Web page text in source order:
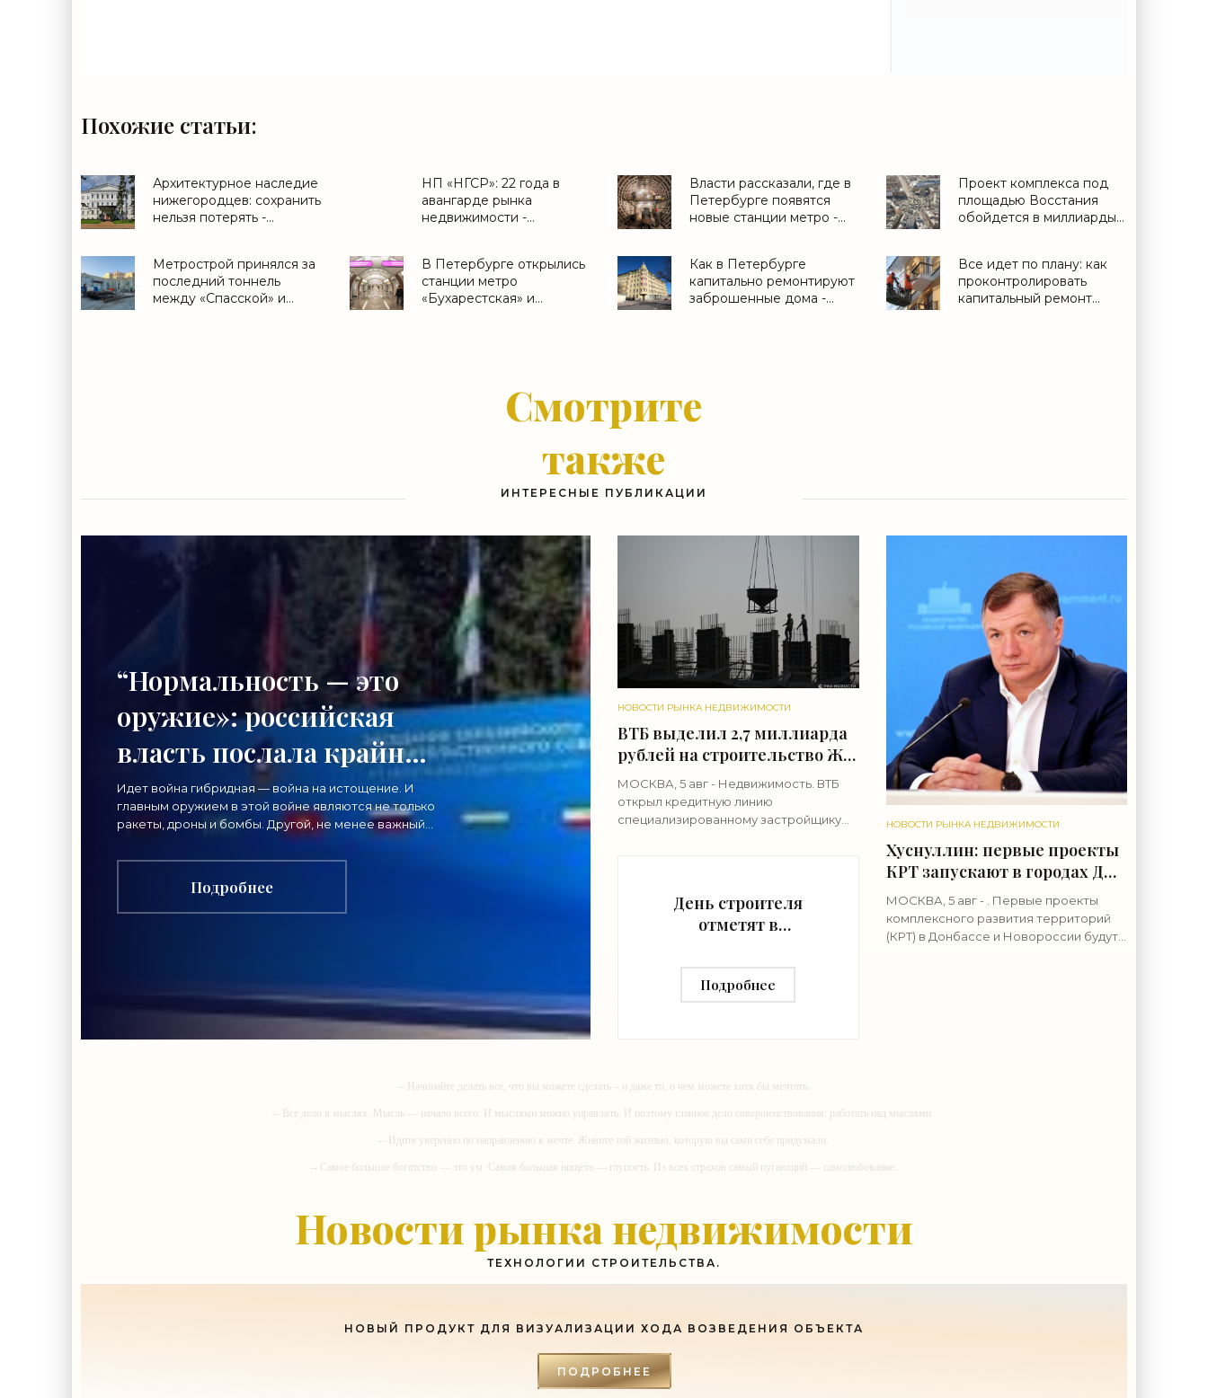
Похожие статьи:
Архитектурное наследие
нижегородцев: сохранить
нельзя потерять -
НП «НГСР»: 22 года в
авангарде рынка
недвижимости -
Власти рассказали, где в
Петербурге появятся
новые станции метро -
Проект комплекса под
площадью Восстания
обойдется в миллиарды -
Метрострой принялся за
последний тоннель
между «Спасской» и
В Петербурге открылись
станции метро
«Бухарестская» и
Как в Петербурге
капитально ремонтируют
заброшенные дома -
Все идет по плану: как
проконтролировать
капитальный ремонт
Смотрите
также
ИНТЕРЕСНЫЕ ПУБЛИКАЦИИ
“Нормальность — это
оружие»: российская
власть послала крайне
важный сигнал
гражданам -
«Недвижимость»
Идет война гибридная — война на истощение. И
главным оружием в этой войне являются не только
ракеты, дроны и бомбы. Другой, не менее важный
вид главного оружия в нынешнем конфликте
нацелен
Подробнее
НОВОСТИ РЫНКА НЕДВИЖИМОСТИ
ВТБ выделил 2,7 миллиарда
рублей на строительство ЖК
в Симферополе -
«Строительство»
МОСКВА, 5 авг - Недвижимость. ВТБ
открыл кредитную линию
специализированному застройщику
НОВОСТИ РЫНКА НЕДВИЖИМОСТИ
Хуснуллин: первые проекты
КРТ запускают в городах ДНР
- «Строительство»
МОСКВА, 5 авг - . Первые проекты
комплексного развития территорий
(КРТ) в Донбассе и Новороссии будут
День строителя
отметят в
Москвы" на ВДНХ 6
и 9 августа -
Подробнее
-- Начинайте делать все, что вы можете сделать – и даже то, о чем можете хотя бы мечтать.
-- Все дело в мыслях. Мысль — начало всего. И мыслями можно управлять. И поэтому главное дело совершенствования: работать над мыслями.
-- Идите уверенно по направлению к мечте. Живите той жизнью, которую вы сами себе придумали.
-- Самое большое богатство — это ум. Самая большая нищета — глупость. Из всех страхов самый пугающий — самолюбование.
-- Люблю давать советы и очень не люблю, когда их дают мне.
Новости рынка недвижимости
ТЕХНОЛОГИИ СТРОИТЕЛЬСТВА.
НОВЫЙ ПРОДУКТ ДЛЯ ВИЗУАЛИЗАЦИИ ХОДА ВОЗВЕДЕНИЯ ОБЪЕКТА
ПОДРОБНЕЕ